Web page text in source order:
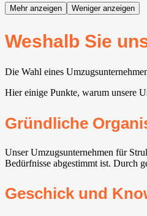
Mehr anzeigen Weniger anzeigen
Weshalb Sie
Die Wahl eines
Hier einige Punkte, warum unsere
Gründliche
Unser Umzugsunternehmen für
Bedürfnisse abgestimmt ist. Durch
Geschick und